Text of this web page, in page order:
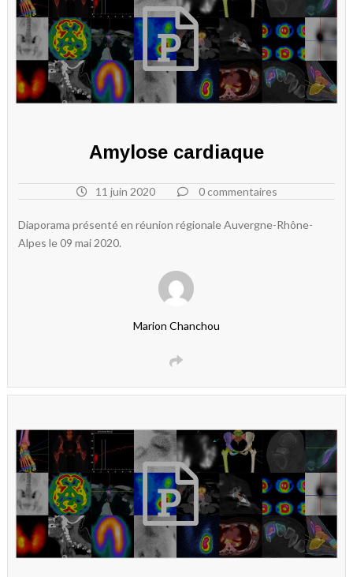
Amylose cardiaque
11 juin 2020 0 commentaires
Diaporama présenté en réunion régionale Auvergne-Rhône-
Alpes le 09 mai 2020.
Marion Chanchou